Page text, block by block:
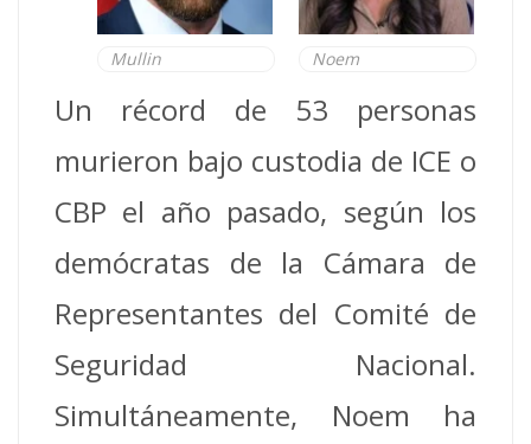
Noem
Mullin
Un récord de 53 personas
murieron bajo custodia de ICE o
CBP el año pasado, según los
demócratas de la Cámara de
Representantes del Comité de
Seguridad Nacional.
Simultáneamente, Noem ha